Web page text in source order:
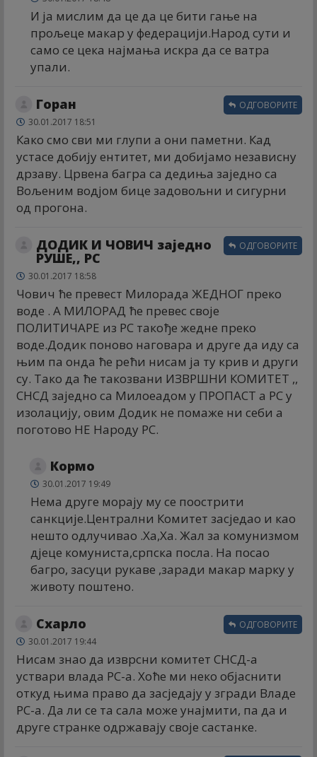
И ја мислим да це да це бити гање на
прољеце макар у федерацији.Народ сути и
само се цека најмања искра да се ватра
упали.
Горан
30.01.2017 18:51
Како смо сви ми глупи а они паметни. Кад
устасе добију ентитет, ми добијамо независну
дрзаву. Црвена багра са дедиња заједно са
Вољеним водјом бице задовољни и сигурни
од прогона.
ОДГОВОРИТЕ
ДОДИК И ЧОВИЧ заједно
РУШЕ,, РС
30.01.2017 18:58
Чович ће превест Милорада ЖЕДНОГ преко
воде . А МИЛОРАД ће превес своје
ПОЛИТИЧАРЕ из РС такође жедне преко
воде.Додик поново наговара и друге да иду са
њим па онда ће рећи нисам ја ту крив и други
су. Тако да ће такозвани ИЗВРШНИ КОМИТЕТ ,,
СНСД заједно са Милоеадом у ПРОПАСТ а РС у
изолацију, овим Додик не помаже ни себи а
поготово НЕ Народу РС.
ОДГОВОРИТЕ
Кормо
30.01.2017 19:49
Нема друге морају му се поострити
санкције.Централни Комитет засједао и као
нешто одлучивао .Ха,Ха. Жал за комунизмом
дјеце комуниста,српска посла. На посао
багро, засуци рукаве ,заради макар марку у
животу поштено.
Схарло
30.01.2017 19:44
Нисам знао да изврсни комитет СНСД-а
уствари влада РС-а. Хоће ми неко објаснити
откуд њима право да засједају у згради Владе
РС-а. Да ли се та сала може унајмити, па да и
друге странке одржавају своје састанке.
ОДГОВОРИТЕ